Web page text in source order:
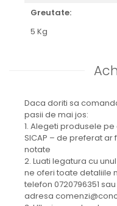
Greutate:
5 Kg
Daca doriti sa
pasii de mai jos:
1. Alegeti produsele
SICAP – de preferat
notate
2. Luati legatura cu
ne oferi toate detaliile
telefon 0720796351
adresa